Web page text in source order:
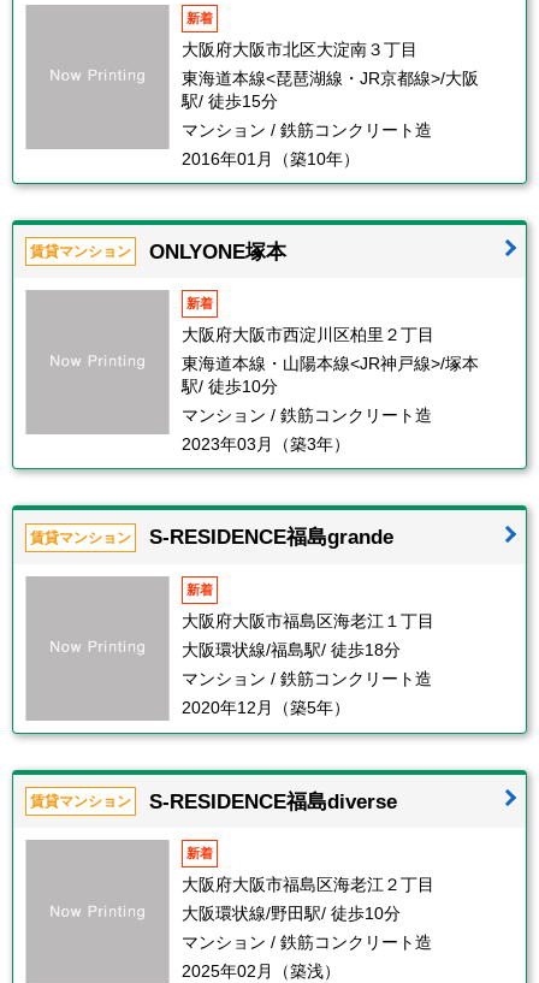
新着
大阪府大阪市北区大淀南３丁目
東海道本線<琵琶湖線・JR京都線>/大阪
駅/ 徒歩15分
マンション / 鉄筋コンクリート造
2016年01月（築10年）
賃貸マンション ONLYONE塚本
新着
大阪府大阪市西淀川区柏里２丁目
東海道本線・山陽本線<JR神戸線>/塚本
駅/ 徒歩10分
マンション / 鉄筋コンクリート造
2023年03月（築3年）
賃貸マンション S-RESIDENCE福島grande
新着
大阪府大阪市福島区海老江１丁目
大阪環状線/福島駅/ 徒歩18分
マンション / 鉄筋コンクリート造
2020年12月（築5年）
賃貸マンション S-RESIDENCE福島diverse
新着
大阪府大阪市福島区海老江２丁目
大阪環状線/野田駅/ 徒歩10分
マンション / 鉄筋コンクリート造
2025年02月（築浅）